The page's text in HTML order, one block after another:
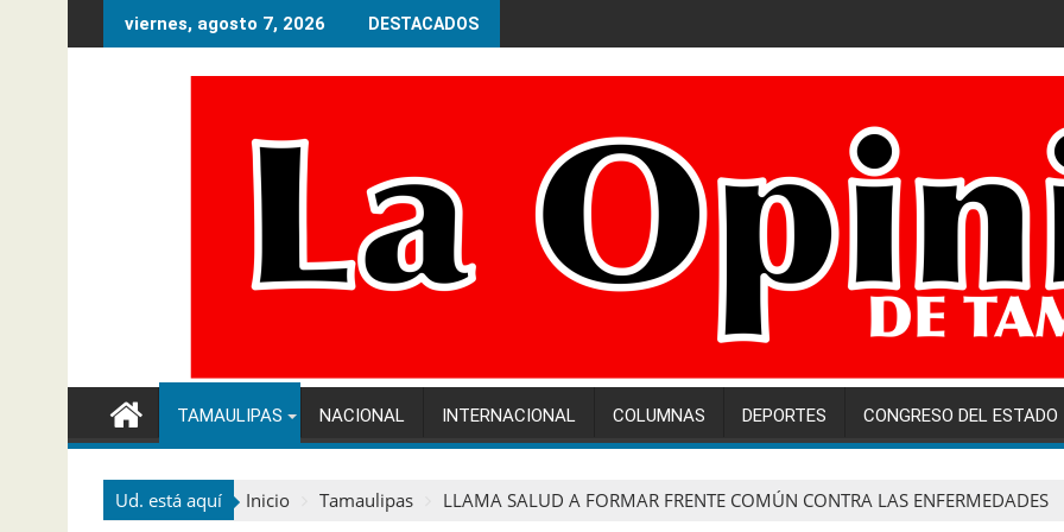
al
viernes, agosto 7, 2026 DESTACADOS
TAMAULIPAS NACIONAL INTERNACIONAL COLUMNAS DEPORTES CONGRESO DEL ESTADO
Ud. está aquí Inicio Tamaulipas LLAMA SALUD A FORMAR FRENTE COMÚN CONTRA LAS ENFERMEDADES